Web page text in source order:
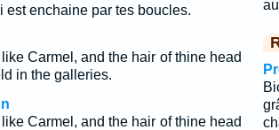
est enchaine par tes boucles.
like Carmel, and the hair of thine head
in the galleries.
Carmel, and the hair of thine head